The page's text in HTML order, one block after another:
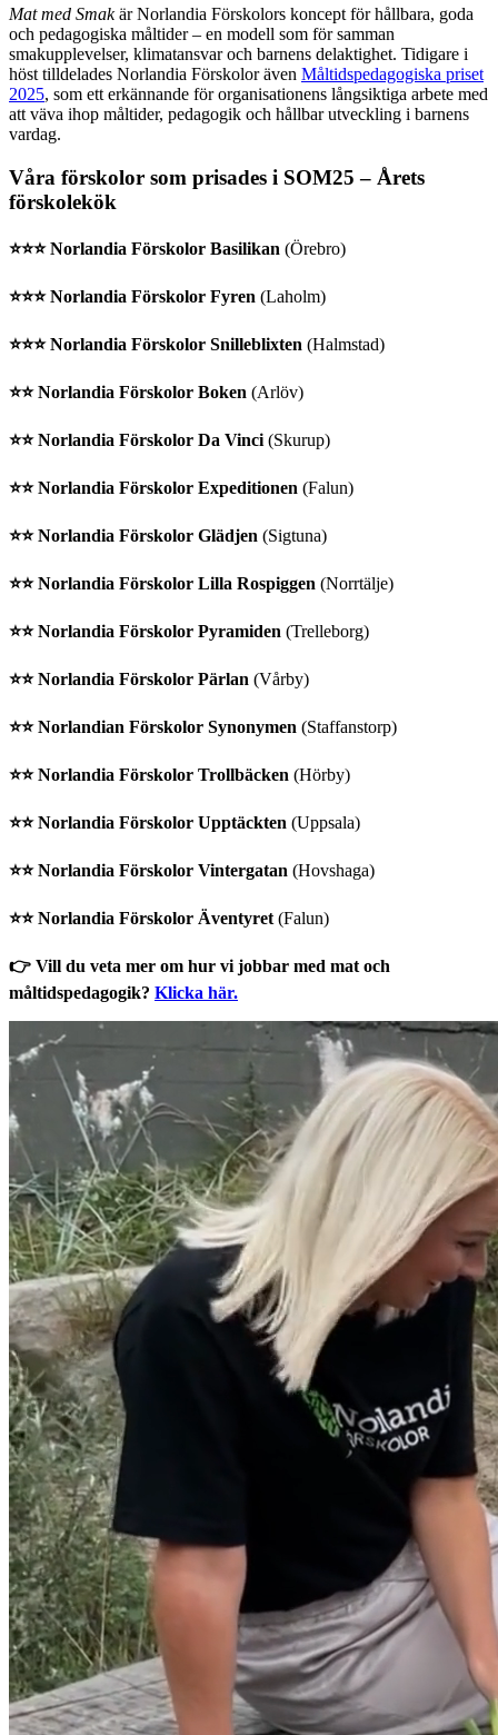
Mat med Smakär Norlandia Förskolors koncept för hållbara, goda
och pedagogiska måltider – en modell som för samman
smakupplevelser, klimatansvar och barnens delaktighet. Tidigare i
höst tilldelades Norlandia Förskolor även Måltidspedagogiska priset
2025, som ett erkännande för organisationens långsiktiga arbete med
att väva ihop måltider, pedagogik och hållbar utveckling i barnens
vardag.
Våra förskolor som prisades i SOM25 – Årets
förskolekök
⭐️⭐️⭐️ Norlandia Förskolor Basilikan (Örebro)
⭐️⭐️⭐️ Norlandia Förskolor Fyren (Laholm)
⭐️⭐️⭐️ Norlandia Förskolor Snilleblixten (Halmstad)
⭐️⭐️ Norlandia Förskolor Boken (Arlöv)
⭐️⭐️ Norlandia Förskolor Da Vinci (Skurup)
⭐️⭐️ Norlandia Förskolor Expeditionen (Falun)
⭐️⭐️ Norlandia Förskolor Glädjen (Sigtuna)
⭐️⭐️ Norlandia Förskolor Lilla Rospiggen (Norrtälje)
⭐️⭐️ Norlandia Förskolor Pyramiden (Trelleborg)
⭐️⭐️ Norlandia Förskolor Pärlan (Vårby)
⭐️⭐️ Norlandian Förskolor Synonymen (Staffanstorp)
⭐️⭐️ Norlandia Förskolor Trollbäcken (Hörby)
⭐️⭐️ Norlandia Förskolor Upptäckten (Uppsala)
⭐️⭐️ Norlandia Förskolor Vintergatan (Hovshaga)
⭐️⭐️ Norlandia Förskolor Äventyret (Falun)
👉 Vill du veta mer om hur vi jobbar med mat och
måltidspedagogik? Klicka här.